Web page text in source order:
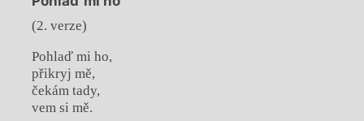
(2. verze)
Pohlaď mi ho,
přikryj mě,
čekám tady,
vem si mě.